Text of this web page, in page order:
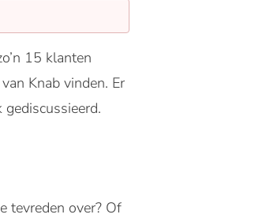
15 klanten
Knab vinden. Er
tevreden over? Of